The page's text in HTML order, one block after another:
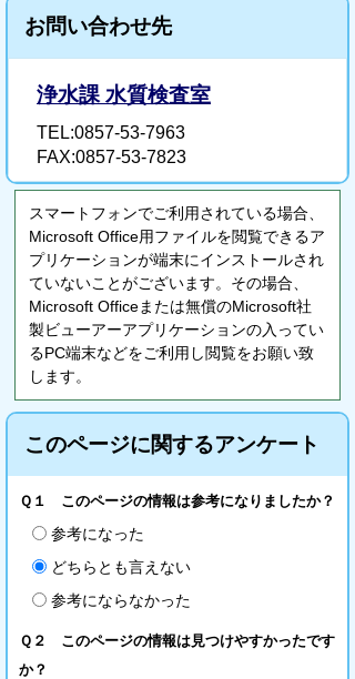
お問い合わせ先
浄水課 水質検査室
TEL:0857-53-7963
FAX:0857-53-7823
スマートフォンでご利用されている場合、
Microsoft Office用ファイルを閲覧できるア
プリケーションが端末にインストールされ
ていないことがございます。その場合、
Microsoft Officeまたは無償のMicrosoft社
製ビューアーアプリケーションの入ってい
るPC端末などをご利用し閲覧をお願い致
します。
このページに関するアンケート
Ｑ１ このページの情報は参考になりましたか？
参考になった
どちらとも言えない
参考にならなかった
Ｑ２ このページの情報は見つけやすかったです
か？